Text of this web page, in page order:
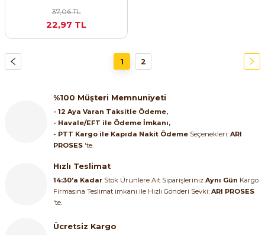
37,06 TL
22,97 TL
1 2
%100 Müşteri Memnuniyeti
- 12 Aya Varan Taksitle Ödeme,
- Havale/EFT ile Ödeme İmkanı,
- PTT Kargo ile Kapıda Nakit Ödeme Seçenekleri: ARI
PROSES 'te.
Hızlı Teslimat
14:30'a Kadar Stok Ürünlere Ait Siparişleriniz Aynı Gün Kargo
Firmasına Teslimat imkanı ile Hızlı Gönderi Sevki: ARI PROSES
'te.
Ücretsiz Kargo